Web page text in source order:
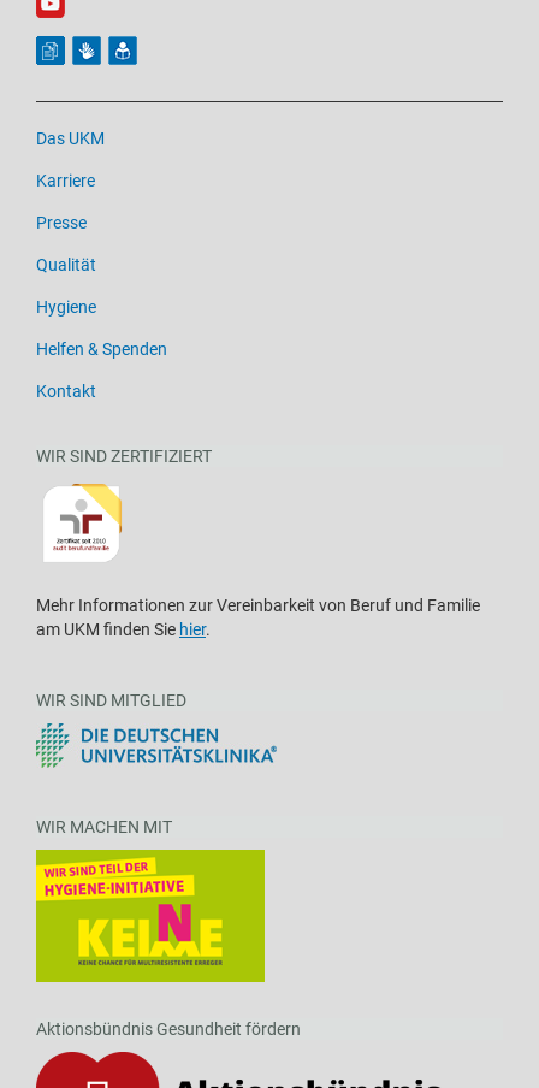
Das UKM
Karriere
Presse
Qualität
Hygiene
Helfen & Spenden
Kontakt
WIR SIND ZERTIFIZIERT
Mehr Informationen zur Vereinbarkeit von Beruf und Familie
am UKM finden Sie hier.
WIR SIND MITGLIED
WIR MACHEN MIT
Aktionsbündnis Gesundheit fördern